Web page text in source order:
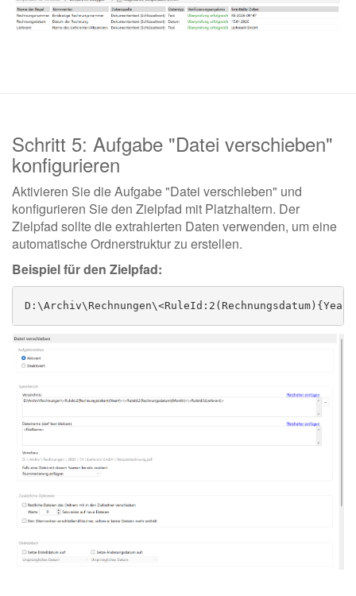
Schritt 5: Aufgabe "Datei verschieben"
konfigurieren
Aktivieren Sie die Aufgabe "Datei verschieben" und
konfigurieren Sie den Zielpfad mit Platzhaltern. Der
Zielpfad sollte die extrahierten Daten verwenden, um eine
automatische Ordnerstruktur zu erstellen.
Beispiel für den Zielpfad: